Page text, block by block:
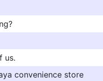
us.
convenience store